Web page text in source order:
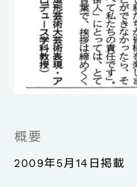
概要
2009年5月14日掲載